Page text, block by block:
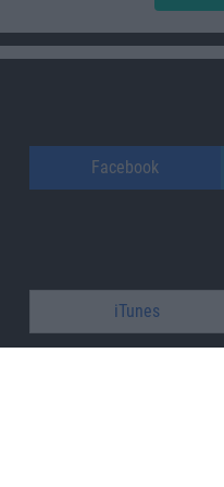
Facebook
iTunes